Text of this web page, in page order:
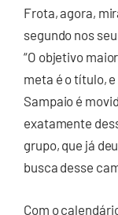
Frota, agora,
segundo nos
“O objetivo
meta é o título,
Sampaio é
exatamente
grupo, que já
busca desse
Com o